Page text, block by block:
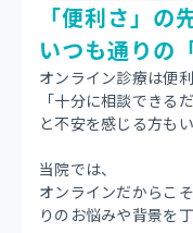
「便利さ」の
いつも通りの
オンライン診療は便利
「十分に相談できる
と不安を感じる方も
当院では、
オンラインだからこ
りのお悩みや背景を